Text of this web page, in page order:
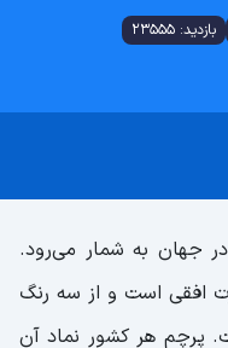
بازدید: 23555
جهان به شمار می‌رود.
افقی است و از سه رنگ
پرچم هر کشور نماد آن